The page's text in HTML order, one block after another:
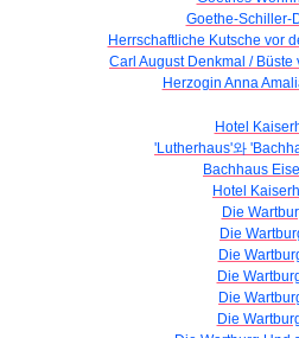
Goethe-Schiller-
Herrschaftliche Kutsche vor
Carl August Denkmal / Büste
Herzogin Anna
Hotel
'Lutherhaus'와
Bachhaus
Hotel
Die
Die
Die Wartburg
Die
Die
Die